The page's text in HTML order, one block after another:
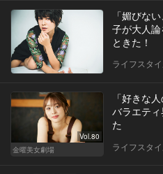
「媚びな
子が大人
ときた！
ライフスタ
Vol.80
金曜美女劇場
「好きな
バラエティ
た
ライフスタ